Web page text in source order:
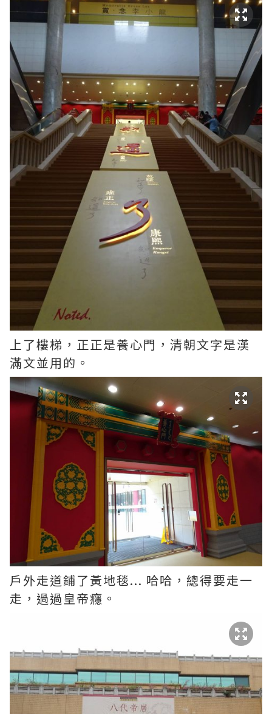
上了樓梯，正正是養心門，清朝文字是漢
滿文並用的。
戶外走道鋪了黃地毯... 哈哈，總得要走一
走，過過皇帝癮。